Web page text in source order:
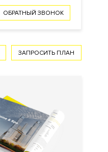
ОБРАТНЫЙ ЗВОНОК
ЗАПРОСИТЬ ПЛАН